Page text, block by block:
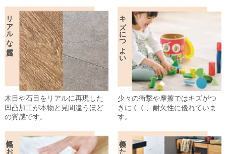
リアルな質感
木目や石目をリアルに再現した
凹凸加工が本物と見間違うほど
の質感です。
キズにつよい
少々の衝撃や摩擦ではキズがつ
きにくく、耐久性に優れていま
す。
気軽にお手入れ